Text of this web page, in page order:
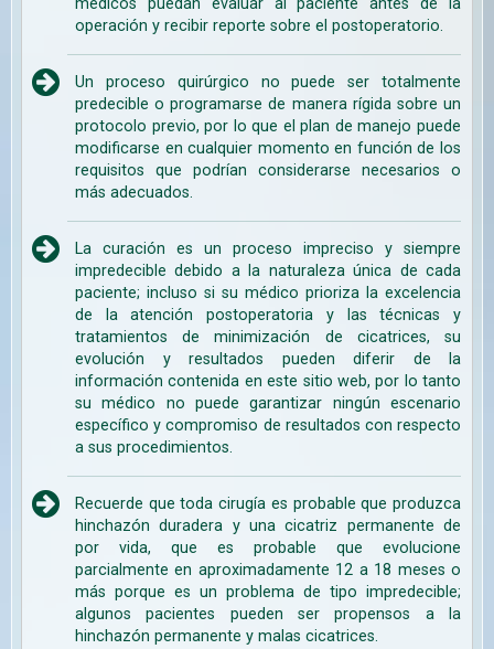
médicos puedan evaluar al paciente antes de la
operación y recibir reporte sobre el postoperatorio.
Un proceso quirúrgico no puede ser totalmente
predecible o programarse de manera rígida sobre un
protocolo previo, por lo que el plan de manejo puede
modificarse en cualquier momento en función de los
requisitos que podrían considerarse necesarios o
más adecuados.
La curación es un proceso impreciso y siempre
impredecible debido a la naturaleza única de cada
paciente; incluso si su médico prioriza la excelencia
de la atención postoperatoria y las técnicas y
tratamientos de minimización de cicatrices, su
evolución y resultados pueden diferir de la
información contenida en este sitio web, por lo tanto
su médico no puede garantizar ningún escenario
específico y compromiso de resultados con respecto
a sus procedimientos.
Recuerde que toda cirugía es probable que produzca
hinchazón duradera y una cicatriz permanente de
por vida, que es probable que evolucione
parcialmente en aproximadamente 12 a 18 meses o
más porque es un problema de tipo impredecible;
algunos pacientes pueden ser propensos a la
hinchazón permanente y malas cicatrices.